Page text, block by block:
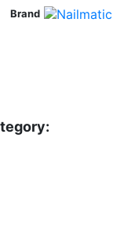
Brand